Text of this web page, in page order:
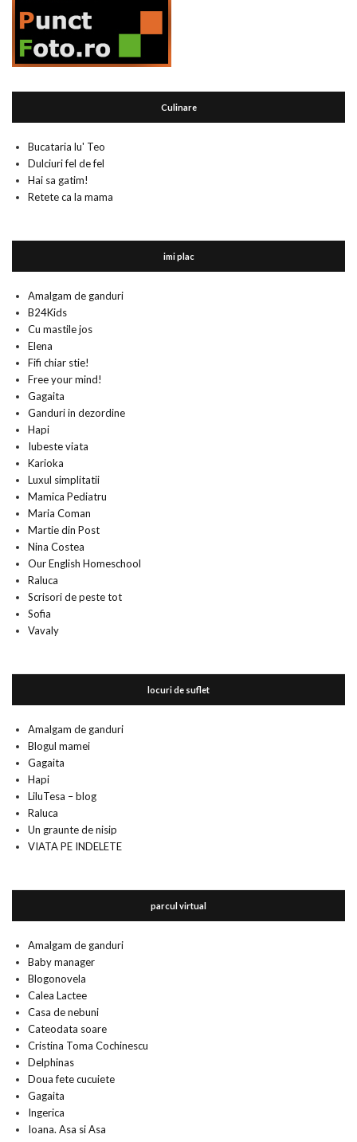
Culinare
Bucataria lu' Teo
Dulciuri fel de fel
Hai sa gatim!
Retete ca la mama
imi plac
Amalgam de ganduri
B24Kids
Cu mastile jos
Elena
Fifi chiar stie!
Free your mind!
Gagaita
Ganduri in dezordine
Hapi
Iubeste viata
Karioka
Luxul simplitatii
Mamica Pediatru
Maria Coman
Martie din Post
Nina Costea
Our English Homeschool
Raluca
Scrisori de peste tot
Sofia
Vavaly
locuri de suflet
Amalgam de ganduri
Blogul mamei
Gagaita
Hapi
LiluTesa – blog
Raluca
Un graunte de nisip
VIATA PE INDELETE
parcul virtual
Amalgam de ganduri
Baby manager
Blogonovela
Calea Lactee
Casa de nebuni
Cateodata soare
Cristina Toma Cochinescu
Delphinas
Doua fete cucuiete
Gagaita
Ingerica
Ioana. Asa si Asa